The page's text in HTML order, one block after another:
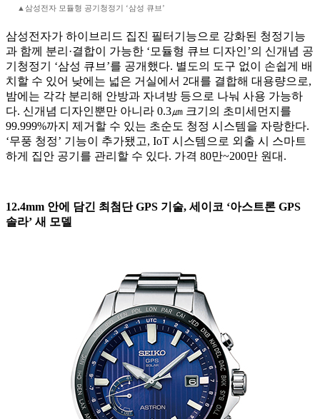
▲삼성전자 모듈형 공기청정기 ‘삼성 큐브’
삼성전자가 하이브리드 집진 필터기능으로 강화된 청정기능
과 함께 분리·결합이 가능한 ‘모듈형 큐브 디자인’의 신개념 공
기청정기 ‘삼성 큐브’를 공개했다. 별도의 도구 없이 손쉽게 배
치할 수 있어 낮에는 넓은 거실에서 2대를 결합해 대용량으로,
밤에는 각각 분리해 안방과 자녀방 등으로 나눠 사용 가능하
다. 신개념 디자인뿐만 아니라 0.3㎛ 크기의 초미세먼지를
99.999%까지 제거할 수 있는 초순도 청정 시스템을 자랑한다.
‘무풍 청정’ 기능이 추가됐고, IoT 시스템으로 외출 시 스마트
하게 집안 공기를 관리할 수 있다. 가격 80만~200만 원대.
12.4mm 안에 담긴 최첨단 GPS 기술, 세이코 ‘아스트론 GPS
솔라’ 새 모델